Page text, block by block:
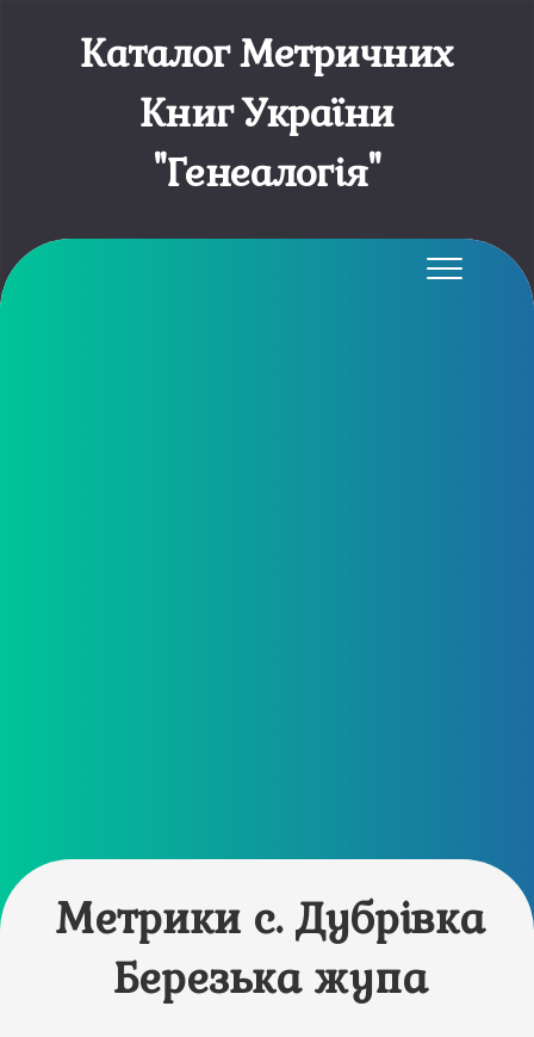
Каталог Метричних
Книг України
"Генеалогія"
Метрики с. Дубрівка
Березька жупа